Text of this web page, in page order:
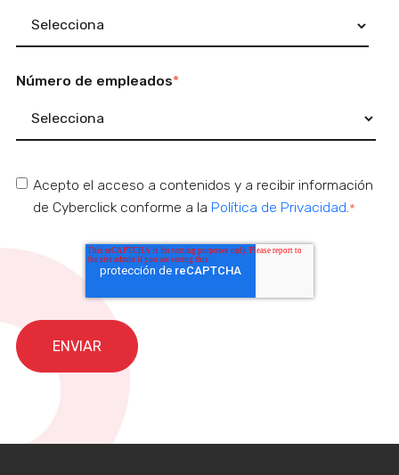
Número de empleados*
Acepto el acceso a contenidos y a recibir información
de Cyberclick conforme a la Política de Privacidad.*